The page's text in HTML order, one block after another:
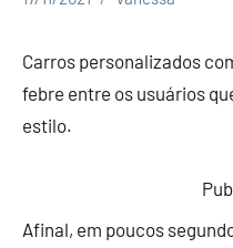
Dicas
Carros personalizados
febre entre os usuários
estilo.
Afinal, em poucos